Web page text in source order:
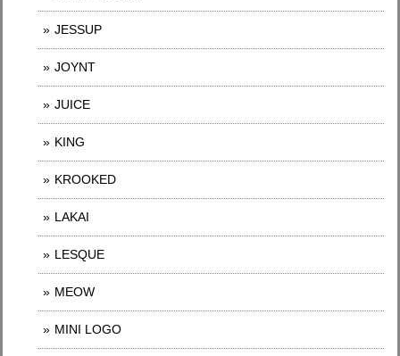
JESSUP
JOYNT
JUICE
KING
KROOKED
LAKAI
LESQUE
MEOW
MINI LOGO